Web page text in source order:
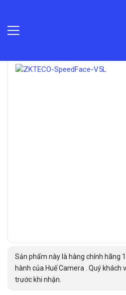
Sản phẩm này là hàng chính hãng
hành của Huế Camera . Quý khách
trước khi nhận.